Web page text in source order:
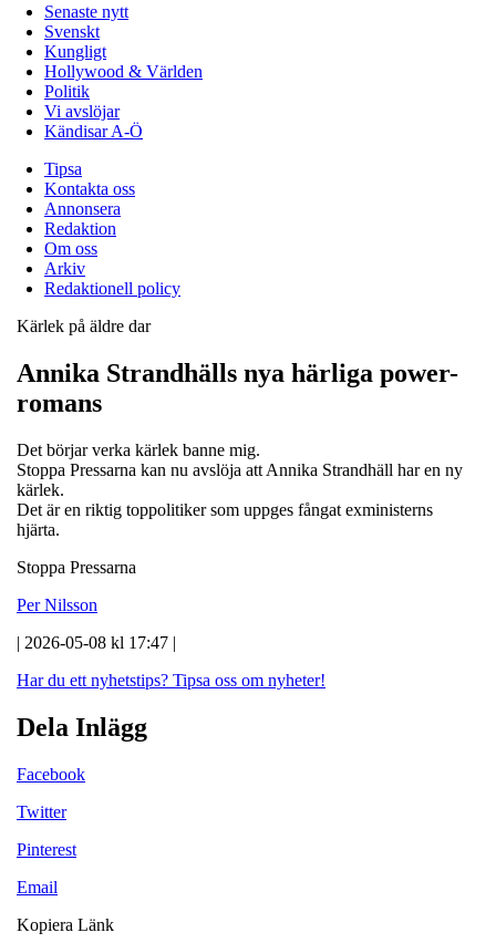
Senaste nytt
Svenskt
Kungligt
Hollywood & Världen
Politik
Vi avslöjar
Kändisar A-Ö
Tipsa
Kontakta oss
Annonsera
Redaktion
Om oss
Arkiv
Redaktionell policy
Kärlek på äldre dar
Annika Strandhälls nya härliga power-
romans
Det börjar verka kärlek banne mig.
Stoppa Pressarna kan nu avslöja att Annika Strandhäll har en ny
kärlek.
Det är en riktig toppolitiker som uppges fångat exministerns
hjärta.
Stoppa Pressarna
Per Nilsson
| 2026-05-08 kl 17:47 |
Har du ett nyhetstips? Tipsa oss om nyheter!
Dela Inlägg
Facebook
Twitter
Pinterest
Email
Kopiera Länk